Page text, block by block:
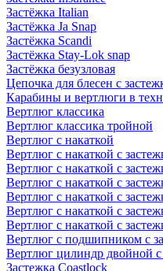
Застёжка Italian
Застёжка Ja Snap
Застёжка Scandi
Застёжка Stay-Lok snap
Застёжка безузловая
Цепочка для блесен с
Карабины и вертлюги в
Вертлюг классика
Вертлюг классика тройной
Вертлюг с накаткой
Вертлюг с накаткой с
Вертлюг с накаткой с
Вертлюг с накаткой с
Вертлюг с накаткой с
Вертлюг с накаткой с
Вертлюг с накаткой с
Вертлюг с подшипником с
Вертлюг цилиндр двойной с
Застежка Coastlock